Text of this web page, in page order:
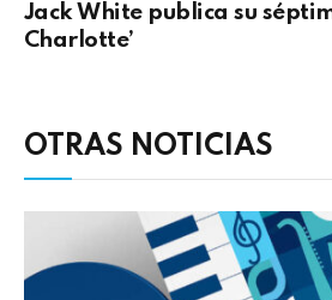
Jack White publica su
Charlotte’
OTRAS NOTICIAS